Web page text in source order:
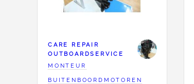
CARE REPAIR
OUTBOARDSERVICE
MONTEUR
BUITENBOORDMOTOREN